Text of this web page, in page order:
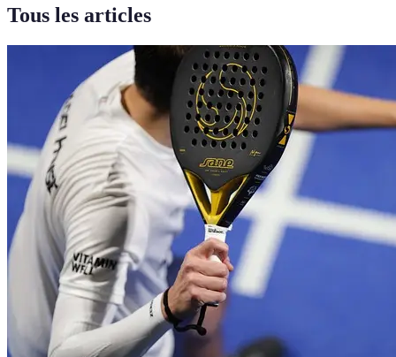
Tous les articles